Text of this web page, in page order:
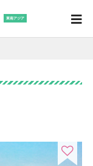
東南アジア